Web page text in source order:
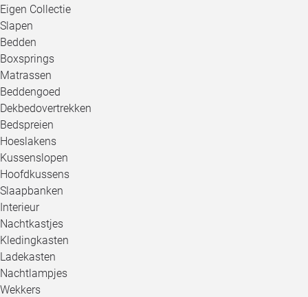
Eigen Collectie
Slapen
Bedden
Boxsprings
Matrassen
Beddengoed
Dekbedovertrekken
Bedspreien
Hoeslakens
Kussenslopen
Hoofdkussens
Slaapbanken
Interieur
Nachtkastjes
Kledingkasten
Ladekasten
Nachtlampjes
Wekkers